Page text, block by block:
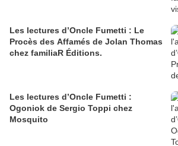
Les lectures d’Oncle Fumetti : Le
Procès des Affamés de Jolan Thomas
chez familiaR Éditions.
Les lectures d’Oncle Fumetti :
Ogoniok de Sergio Toppi chez
Mosquito